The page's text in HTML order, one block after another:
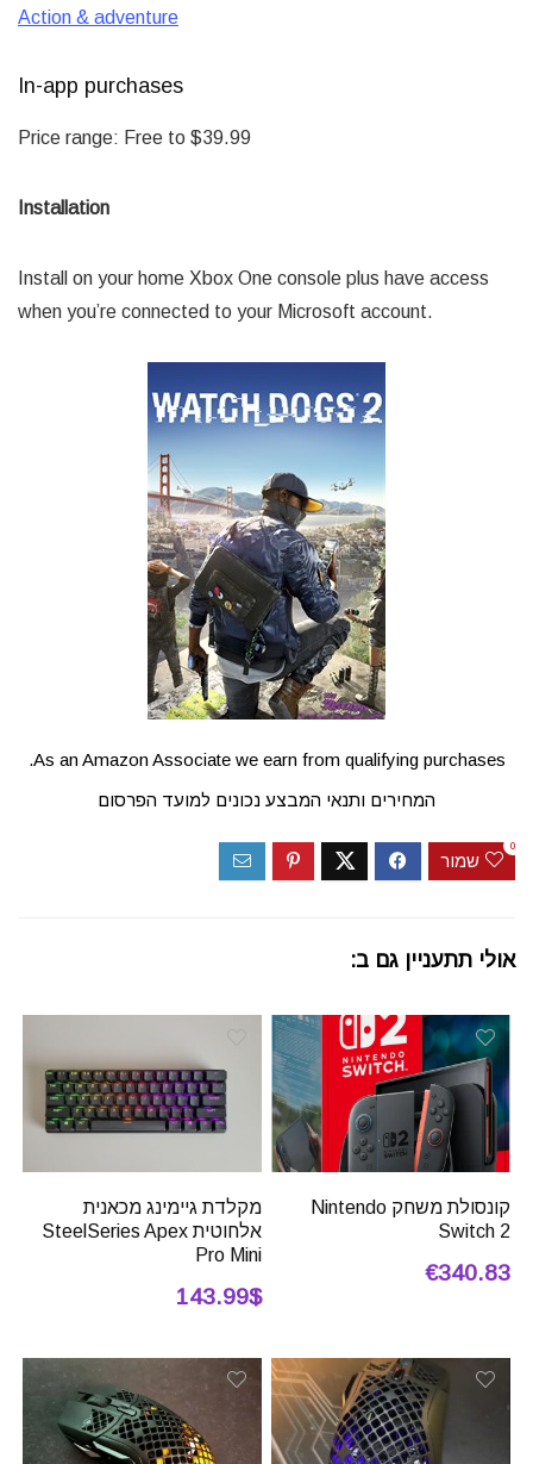
Action & adventure
In-app purchases
Price range: Free to $39.99
Installation
Install on your home Xbox One console plus have access
when you’re connected to your Microsoft account.
As an Amazon Associate we earn from qualifying purchases.
המחירים ותנאי המבצע נכונים למועד הפרסום
שמור
0
אולי תתעניין גם ב:
קונסולת משחק Nintendo
Switch 2
€340.83
מקלדת גיימינג מכאנית
אלחוטית SteelSeries Apex
Pro Mini
143.99$